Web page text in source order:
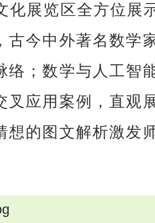
化展览区全方位展
古今中外著名数学
络；数学与人工智
叉应用案例，直观
想的图文解析激发